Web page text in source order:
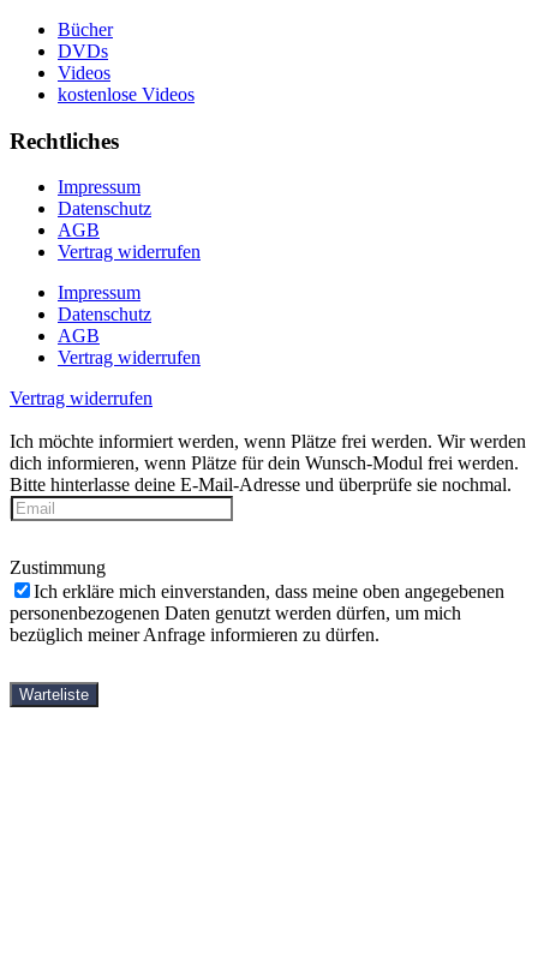
Bücher
DVDs
Videos
kostenlose Videos
Rechtliches
Impressum
Datenschutz
AGB
Vertrag widerrufen
Impressum
Datenschutz
AGB
Vertrag widerrufen
Vertrag widerrufen
Ich möchte informiert werden, wenn Plätze frei werden. Wir werden
dich informieren, wenn Plätze für dein Wunsch-Modul frei werden.
Bitte hinterlasse deine E-Mail-Adresse und überprüfe sie nochmal.
Zustimmung
Ich erkläre mich einverstanden, dass meine oben angegebenen
personenbezogenen Daten genutzt werden dürfen, um mich
bezüglich meiner Anfrage informieren zu dürfen.
Warteliste